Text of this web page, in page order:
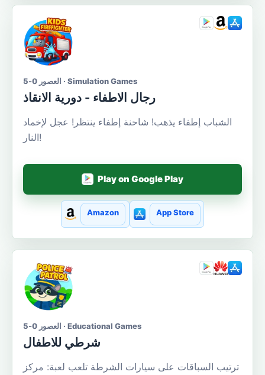
العصور 0-5 · Simulation Games
رجال الاطفاء - دورية الانقاذ
الشباب إطفاء يذهب! شاحنة إطفاء ينتظر! عجل لإخماد
النار!
Play on Google Play
Amazon App Store
العصور 0-5 · Educational Games
شرطي للاطفال
ترتيب السباقات على سيارات الشرطة تلعب لعبة: مركز